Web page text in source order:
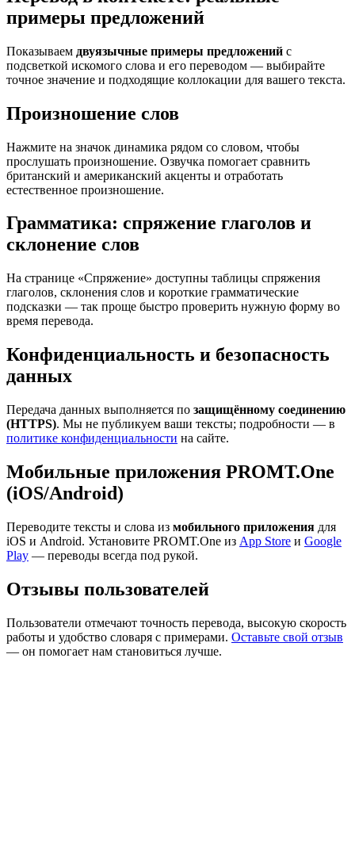
примеры предложений
Показываем двуязычные примеры предложений с
подсветкой искомого слова и его переводом — выбирайте
точное значение и подходящие коллокации для вашего текста.
Произношение слов
Нажмите на значок динамика рядом со словом, чтобы
прослушать произношение. Озвучка помогает сравнить
британский и американский акценты и отработать
естественное произношение.
Грамматика: спряжение глаголов и
склонение слов
На странице «Спряжение» доступны таблицы спряжения
глаголов, склонения слов и короткие грамматические
подсказки — так проще быстро проверить нужную форму во
время перевода.
Конфиденциальность и безопасность
данных
Передача данных выполняется по защищённому соединению
(HTTPS). Мы не публикуем ваши тексты; подробности — в
политике конфиденциальности на сайте.
Мобильные приложения PROMT.One
(iOS/Android)
Переводите тексты и слова из мобильного приложения для
iOS и Android. Установите PROMT.One из App Store и Google
Play — переводы всегда под рукой.
Отзывы пользователей
Пользователи отмечают точность перевода, высокую скорость
работы и удобство словаря с примерами. Оставьте свой отзыв
— он помогает нам становиться лучше.